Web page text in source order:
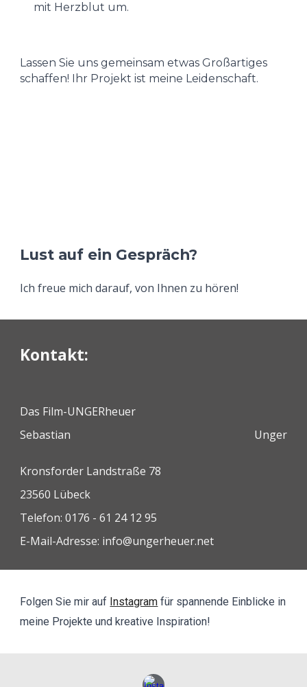
mit Herzblut um.
Lassen Sie uns gemeinsam etwas Großartiges
schaffen! Ihr Projekt ist meine Leidenschaft.
Lust auf ein Gespräch?
Ich freue mich darauf, von Ihnen zu hören!
Kontakt:
Das Film-UNGERheuer
Sebastian Unger
Kronsforder Landstraße 78
23560 Lübeck
Telefon: 0176 - 61 24 12 95
E-Mail-Adresse: info@ungerheuer.net
Folgen Sie mir auf Instagram für spannende Einblicke in
meine Projekte und kreative Inspiration!